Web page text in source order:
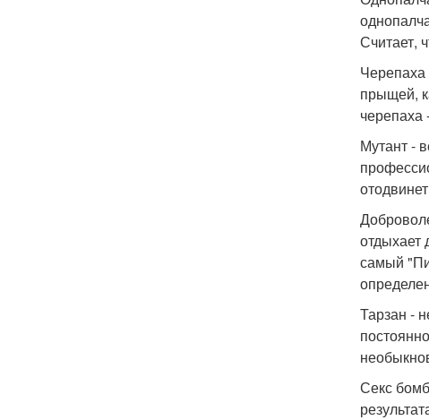
Считает,
Черепаха
прыщей,
черепаха
Мутант -
отдыхает
самый
Тарзан -
Секс